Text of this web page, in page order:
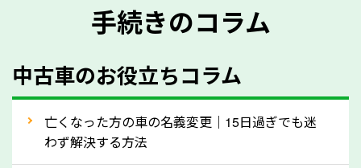
メーカー／車種
型式／グレード
走行距離（例：約〇万キロ）
車検の満了日
内装や外装の状態
手続きのコラム
中古車のお役立ちコラム
亡くなった方の車の名義変更｜15日過ぎでも迷
わず解決する方法